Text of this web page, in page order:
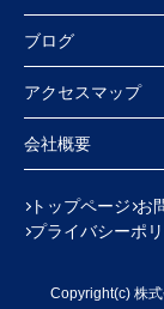
ブログ
アクセスマップ
会社概要
トップページ お
プライバシーポ
Copyright(c) 株